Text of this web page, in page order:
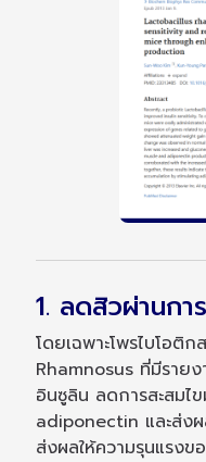
1. ลดสิวผ่านกา
โดยเฉพาะโพรไบโอ
Rhamnosus ที่มีราย
อินซูลิน ลดการสะสมไ
adiponectin และส่ง
ส่งผลให้ความรุนแรง